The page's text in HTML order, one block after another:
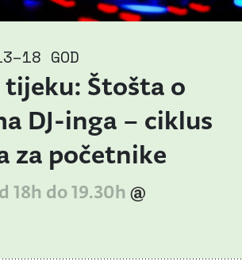
GOD
tijeku: Štošta o
DJ-inga – ciklus
za početnike
18h do 19.30h @